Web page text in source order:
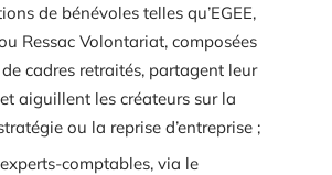
de bénévoles telles qu’EGEE,
Ressac Volontariat, composées
cadres retraités, partagent leur
aiguillent les créateurs sur la
ou la reprise d’entreprise ;
experts-comptables, via le